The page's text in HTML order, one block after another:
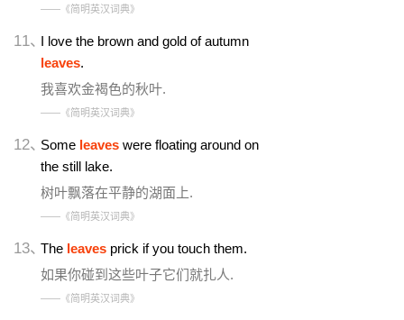
——《简明英汉词典》
11、I love the brown and gold of autumn
leaves.
我喜欢金褐色的秋叶.
——《简明英汉词典》
12、Some leaves were floating around on
the still lake.
树叶飘落在平静的湖面上.
——《简明英汉词典》
13、The leaves prick if you touch them.
如果你碰到这些叶子它们就扎人.
——《简明英汉词典》